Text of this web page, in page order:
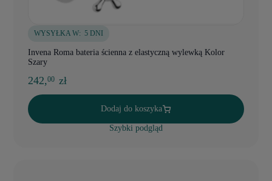
WYSYŁKA W: 5 DNI
Invena Roma bateria ścienna z elastyczną wylewką Kolor
Szary
242,00 zł
Dodaj do koszyka
Szybki podgląd